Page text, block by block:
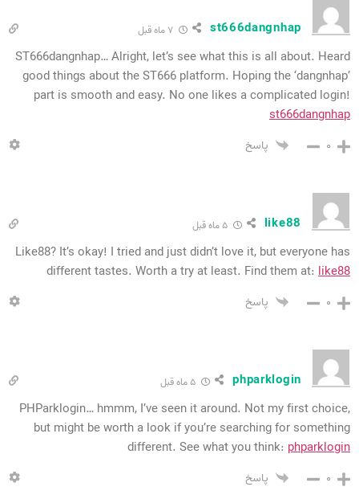
st666dangnhap ۷ ماه قبل
ST666dangnhap… Alright, let’s see what this is all about. Heard
good things about the ST666 platform. Hoping the ‘dangnhap’
part is smooth and easy. No one likes a complicated login!
st666dangnhap
۰ پاسخ
like88 ۵ ماه قبل
Like88? It’s okay! I tried and just didn’t love it, but everyone has
different tastes. Worth a try at least. Find them at: like88
۰ پاسخ
phparklogin
PHParklogin… hmmm, I’ve seen it around. Not my first choice,
but might be worth a look if you’re searching for something
different. See what you think: phparklogin
۰ پاسخ